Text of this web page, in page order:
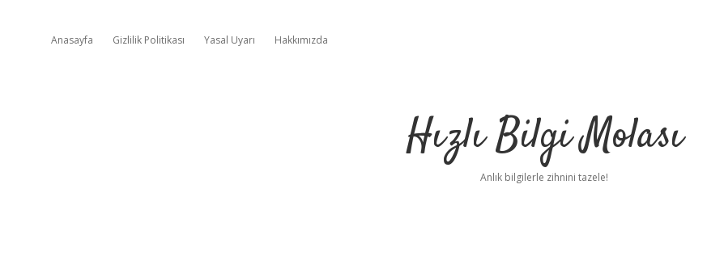
Anasayfa Gizlilik Politikası Yasal Uyarı Hakkımızda
Hızlı Bilgi Molası
Anlık bilgilerle zihnini tazele!